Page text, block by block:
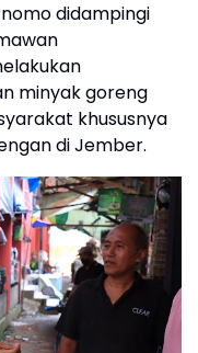
didampingi
minyak goreng
khususnya
di Jember.